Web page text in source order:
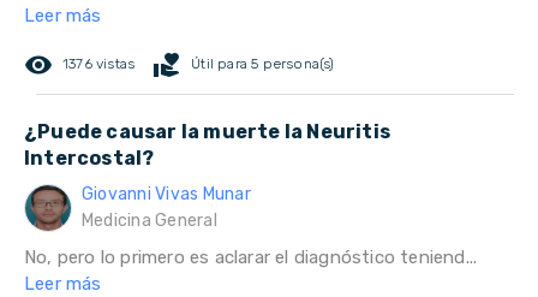
Leer más
remove_red_eye 1376 vistas volunteer_activism Útil para 5 persona(s)
¿Puede causar la muerte la Neuritis
Intercostal?
Giovanni Vivas Munar
Medicina General
No, pero lo primero es aclarar el diagnóstico teniend...
Leer más